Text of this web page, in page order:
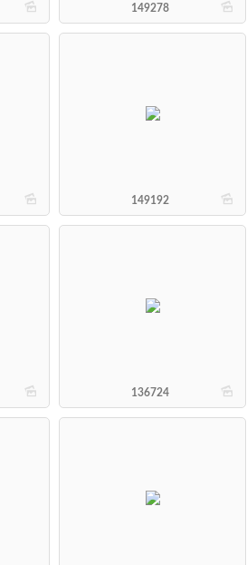
b b
149278
b b
149192
b b
136724